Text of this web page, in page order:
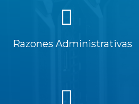
Razones Administrativas